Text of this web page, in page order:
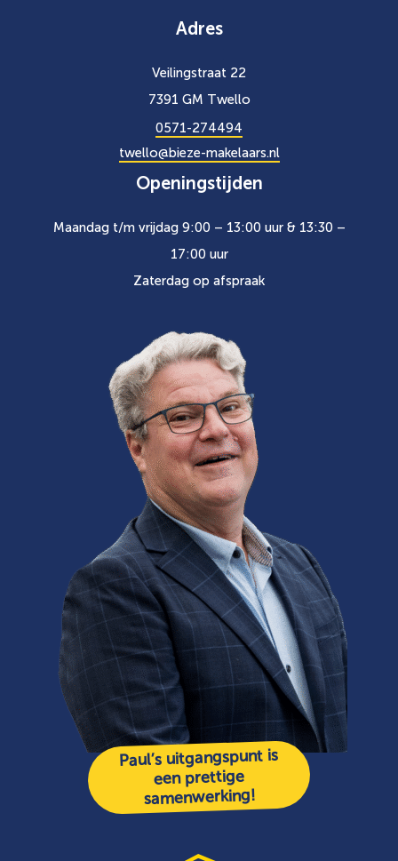
Adres
Veilingstraat 22
7391 GM Twello
0571-274494
twello@bieze-makelaars.nl
Openingstijden
Maandag t/m vrijdag 9:00 – 13:00 uur & 13:30 –
17:00 uur
Zaterdag op afspraak
Paul’s uitgangspunt is
een prettige
samenwerking!